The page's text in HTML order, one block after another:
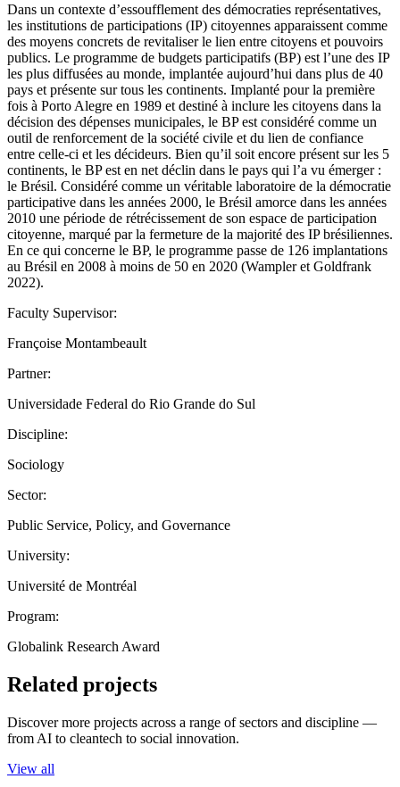
Dans un contexte d’essoufflement des démocraties représentatives,
les institutions de participations (IP) citoyennes apparaissent comme
des moyens concrets de revitaliser le lien entre citoyens et pouvoirs
publics. Le programme de budgets participatifs (BP) est l’une des IP
les plus diffusées au monde, implantée aujourd’hui dans plus de 40
pays et présente sur tous les continents. Implanté pour la première
fois à Porto Alegre en 1989 et destiné à inclure les citoyens dans la
décision des dépenses municipales, le BP est considéré comme un
outil de renforcement de la société civile et du lien de confiance
entre celle-ci et les décideurs. Bien qu’il soit encore présent sur les 5
continents, le BP est en net déclin dans le pays qui l’a vu émerger :
le Brésil. Considéré comme un véritable laboratoire de la démocratie
participative dans les années 2000, le Brésil amorce dans les années
2010 une période de rétrécissement de son espace de participation
citoyenne, marqué par la fermeture de la majorité des IP brésiliennes.
En ce qui concerne le BP, le programme passe de 126 implantations
au Brésil en 2008 à moins de 50 en 2020 (Wampler et Goldfrank
2022).
Faculty Supervisor:
Françoise Montambeault
Partner:
Universidade Federal do Rio Grande do Sul
Discipline:
Sociology
Sector:
Public Service, Policy, and Governance
University:
Université de Montréal
Program:
Globalink Research Award
Related projects
Discover more projects across a range of sectors and discipline —
from AI to cleantech to social innovation.
View all